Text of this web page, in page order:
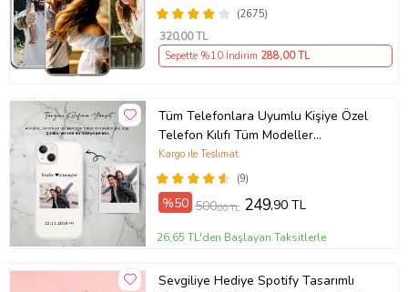
(2675)
320,00 TL
Sepette %10 İndirim 288,00 TL
Tüm Telefonlara Uyumlu Kişiye Özel
Telefon Kılıfı Tüm Modeller
Açıklamada
(9)
Kargo ile Teslimat
%50 500,00 TL 249,90 TL
26,65 TL'den Başlayan Taksitlerle
Sevgiliye Hediye Spotify Tasarımlı